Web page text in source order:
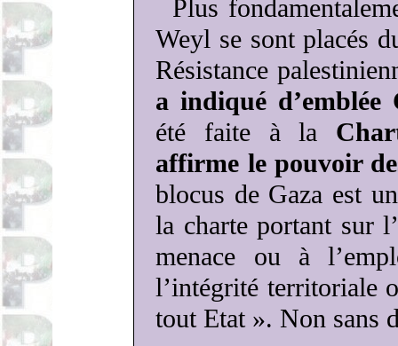
Plus
Weyl se sont placés
Résistance
a indiqué
été faite à la
affirme le pouvoir
blocus de Gaza est
la charte portant sur
menace ou à
l’intégrité territoriale
tout Etat ». Non sans